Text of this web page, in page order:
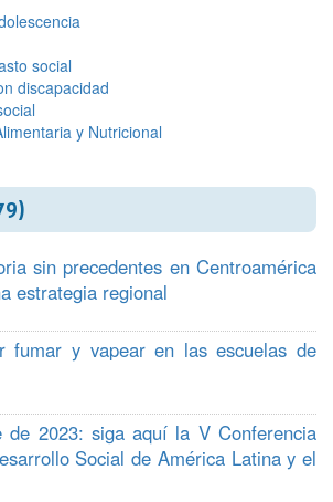
social
discapacidad
y Nutricional
sin precedentes en Centroamérica
estrategia regional
fumar y vapear en las escuelas de
2023: siga aquí la V Conferencia
Social de América Latina y el